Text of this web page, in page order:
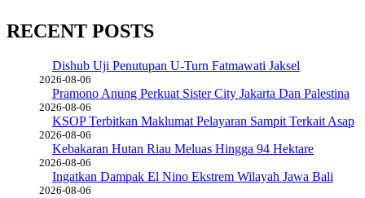
RECENT POSTS
Dishub Uji Penutupan U-Turn Fatmawati Jaksel
2026-08-06
Pramono Anung Perkuat Sister City Jakarta Dan Palestina
2026-08-06
KSOP Terbitkan Maklumat Pelayaran Sampit Terkait Asap
2026-08-06
Kebakaran Hutan Riau Meluas Hingga 94 Hektare
2026-08-06
Ingatkan Dampak El Nino Ekstrem Wilayah Jawa Bali
2026-08-06